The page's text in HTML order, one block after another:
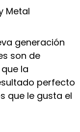
Metal
generación
son de
la
perfecto
que le gusta el